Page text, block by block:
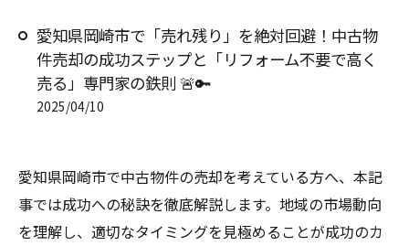
愛知県岡崎市で「売れ残り」を絶対回避！中古物
件売却の成功ステップと「リフォーム不要で高く
売る」専門家の鉄則 🚨🔑
2025/04/10
愛知県岡崎市で中古物件の売却を考えている方へ、本記
事では成功への秘訣を徹底解説します。地域の市場動向
を理解し、適切なタイミングを見極めることが成功のカ